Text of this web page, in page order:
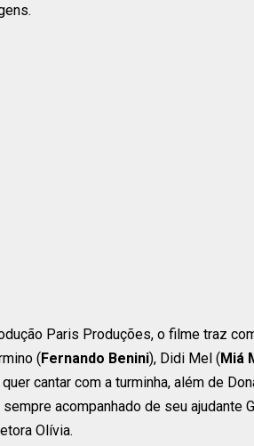
Paris Produções, o filme traz
(Fernando Benini), Didi Mel (Miá
cantar com a turminha, além de
sempre acompanhado de seu ajudante
Olívia.